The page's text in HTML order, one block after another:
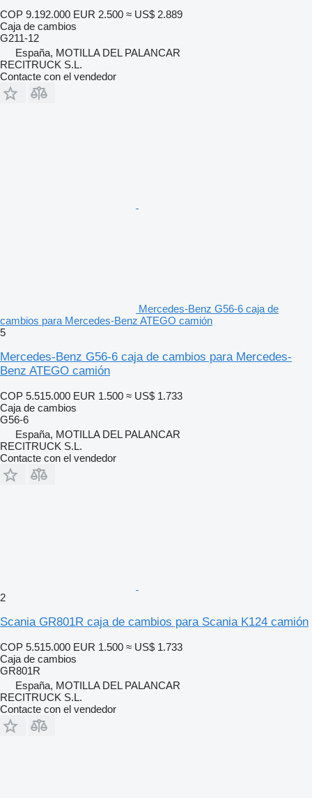
COP 9.192.000 EUR 2.500 ≈ US$ 2.889
Caja de cambios
G211-12
España, MOTILLA DEL PALANCAR
RECITRUCK S.L.
Contacte con el vendedor
Mercedes-Benz G56-6 caja de
cambios para Mercedes-Benz ATEGO camión
5
Mercedes-Benz G56-6 caja de cambios para Mercedes-
Benz ATEGO camión
COP 5.515.000 EUR 1.500 ≈ US$ 1.733
Caja de cambios
G56-6
España, MOTILLA DEL PALANCAR
RECITRUCK S.L.
Contacte con el vendedor
2
Scania GR801R caja de cambios para Scania K124 camión
COP 5.515.000 EUR 1.500 ≈ US$ 1.733
Caja de cambios
GR801R
España, MOTILLA DEL PALANCAR
RECITRUCK S.L.
Contacte con el vendedor